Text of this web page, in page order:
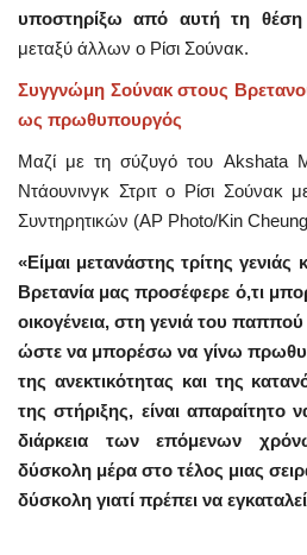
υποστηρίξω από αυτή τη
μεταξύ άλλων ο Ρίσι Σούνακ.
Συγγνώμη Σούνακ στους
ως πρωθυπουργός
Mαζί με τη σύζυγό του
Ντάουνινγκ Στριτ ο Ρίσι Σούνακ
Συντηρητικών (AP Photo/Kin
«Είμαι μετανάστης τρίτης
Βρετανία μας προσέφερε ό,τι
οικογένεια, στη γενιά του
ώστε να μπορέσω να γίνω
της ανεκτικότητας και της
της στήριξης, είναι απαραίτητο
διάρκεια των επόμενων
δύσκολη μέρα στο τέλος μιας
δύσκολη γιατί πρέπει να